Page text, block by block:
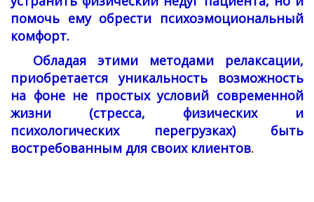
помочь ему обрести психоэмоциональный
комфорт.
Обладая этими методами релаксации,
приобретается уникальность возможность
на фоне не простых условий современной
жизни (стресса, физических и
психологических перегрузках) быть
востребованным для своих клиентов.